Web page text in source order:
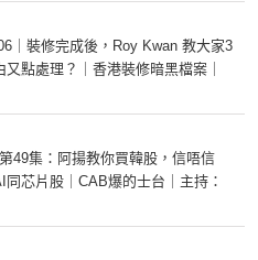
｜裝修完成後，Roy Kwan 教大家3
點處理？｜香港裝修暗黑檔案｜
49集：阿揚教你買韓股，信唔信
芯片股｜CAB爆的士台｜主持：